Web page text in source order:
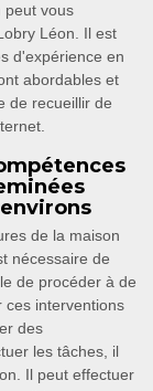
peut vous
Léon. Il est
d'expérience en
abordables et
de recueillir de
de la maison
nécessaire de
de procéder à de
ces interventions
des
les tâches, il
Il peut effectuer